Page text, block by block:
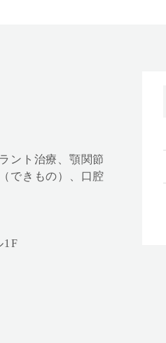
ント治療、顎関節
できもの）、口腔
1F